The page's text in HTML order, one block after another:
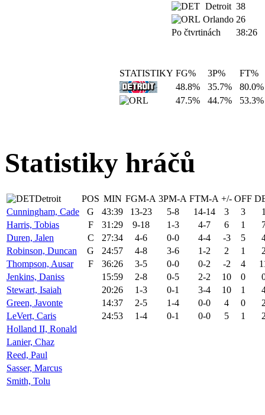
Detroit 38
Orlando 26
Po čtvrtinách
38:26
STATISTIKY FG% 3P%
FT%
48.8%
35.7%
80.0%
47.5%
44.7% 53.3%
Statistiky hráčů
Detroit POS MIN FGM-A 3PM-A FTM-A +/- OFF
Cunningham, Cade
G 43:39 13-23 5-8 14-14 3 3
Harris, Tobias
F 31:29 9-18 1-3 4-7 6 1
Duren, Jalen
C 27:34 4-6 0-0 4-4 -3 5
Robinson, Duncan
G 24:57 4-8 3-6 1-2 2 1
Thompson, Ausar
F 36:26 3-5 0-0 0-2 -2 4
Jenkins, Daniss
15:59 2-8 0-5 2-2 10 0
Stewart, Isaiah
20:26 1-3 0-1 3-4 10 1
Green, Javonte
14:37 2-5 1-4 0-0 4 0
LeVert, Caris
24:53 1-4 0-1 0-0 5 1
Holland II, Ronald
Lanier, Chaz
Reed, Paul
Sasser, Marcus
Smith, Tolu